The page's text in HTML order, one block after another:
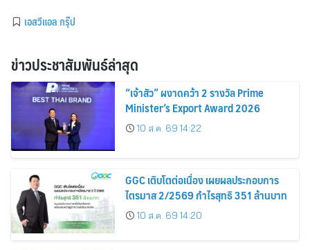
เอสวีแอล กรุ๊ป
ข่าวประชาสัมพันธ์ล่าสุด
“เจ้าสัว” ผงาดคว้า 2 รางวัล Prime
Minister’s Export Award 2026
10 ส.ค. 69 14:22
GGC เติบโตต่อเนื่อง เผยผลประกอบการ
ไตรมาส 2/2569 กำไรสุทธิ 351 ล้านบาท
10 ส.ค. 69 14:20